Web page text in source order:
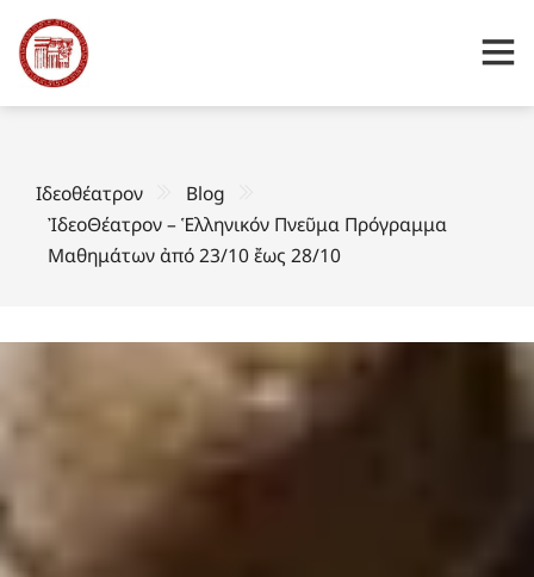
Ιδεοθέατρον
Blog
ἸδεοΘέατρον – Ἑλληνικόν Πνεῦμα Πρόγραμμα
Μαθημάτων ἀπό 23/10 ἔως 28/10